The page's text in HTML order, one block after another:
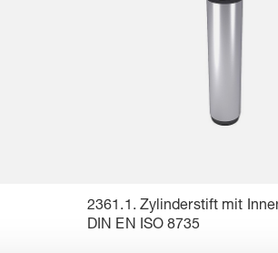
2361.1. Zylinderstift mit
DIN EN ISO 8735